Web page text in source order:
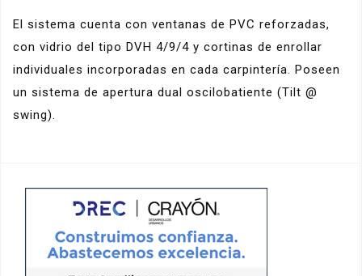
El sistema cuenta con ventanas de PVC reforzadas,
con vidrio del tipo DVH 4/9/4 y cortinas de enrollar
individuales incorporadas en cada carpintería. Poseen
un sistema de apertura dual oscilobatiente (Tilt @
swing).